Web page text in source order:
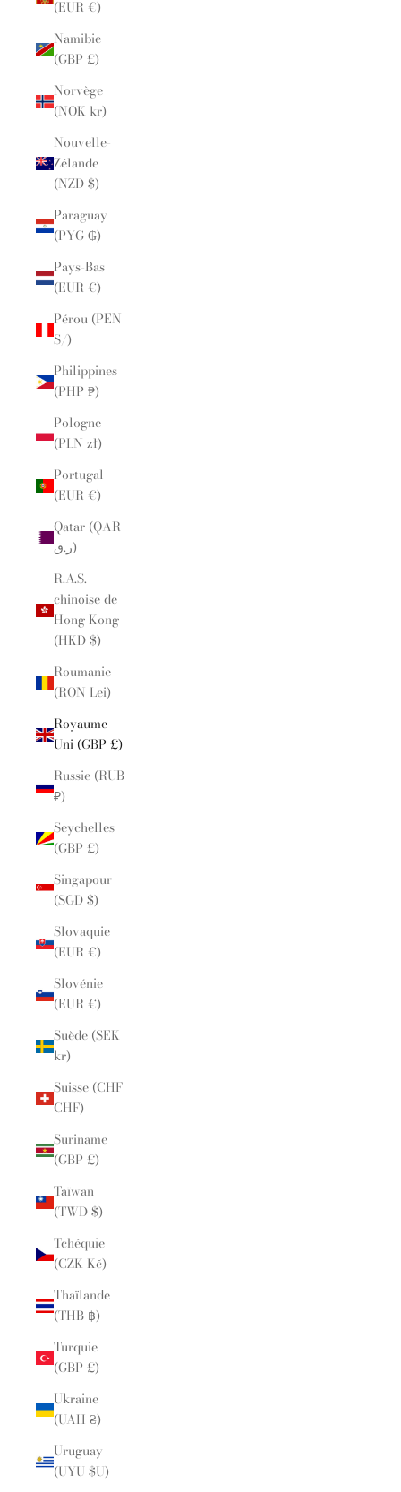
(EUR €)
Namibie
(GBP £)
Norvège
(NOK kr)
Nouvelle-
Zélande
(NZD $)
Paraguay
(PYG ₲)
Pays-Bas
(EUR €)
Pérou (PEN
S/)
Philippines
(PHP ₱)
Pologne
(PLN zł)
Portugal
(EUR €)
Qatar (QAR
ر.ق)
R.A.S.
chinoise de
Hong Kong
(HKD $)
Roumanie
(RON Lei)
Royaume-
Uni (GBP £)
Russie (RUB
₽)
Seychelles
(GBP £)
Singapour
(SGD $)
Slovaquie
(EUR €)
Slovénie
(EUR €)
Suède (SEK
kr)
Suisse (CHF
CHF)
Suriname
(GBP £)
Taïwan
(TWD $)
Tchéquie
(CZK Kč)
Thaïlande
(THB ฿)
Turquie
(GBP £)
Ukraine
(UAH ₴)
Uruguay
(UYU $U)